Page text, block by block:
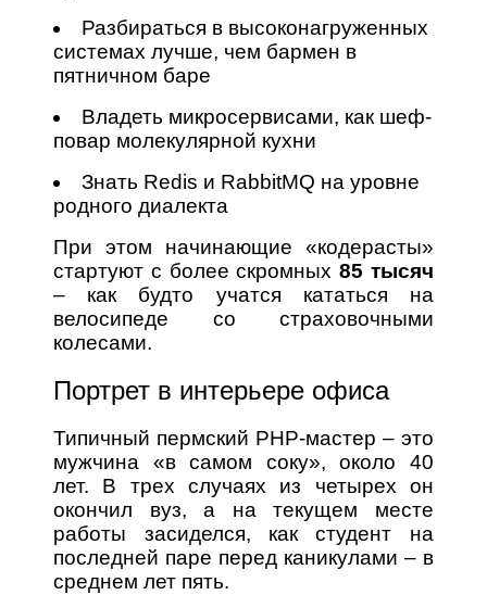
Разбираться в высоконагруженных
системах лучше, чем бармен в
пятничном баре
Владеть микросервисами, как шеф-
повар молекулярной кухни
Знать Redis и RabbitMQ на уровне
родного диалекта
При этом начинающие «кодерасты»
стартуют с более скромных85 тысяч
– как будто учатся кататься на
велосипеде со страховочными
колесами.
Портрет в интерьере офиса
Типичный пермский PHP-мастер – это
мужчина «в самом соку», около 40
лет. В трех случаях из четырех он
окончил вуз, а на текущем месте
работы засиделся, как студент на
последней паре перед каникулами – в
среднем лет пять.